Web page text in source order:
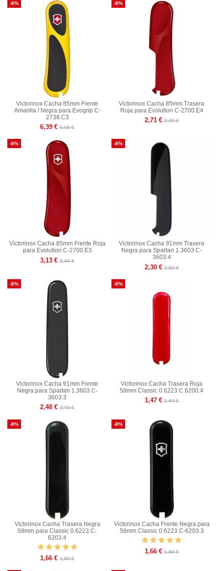
-8%
Victorinox Cacha 85mm Frente
Amarilla / Negra para Evogrip C-
2738.C3
6,39 € 6,95 €
-8%
Victorinox Cacha 85mm Trasera
Roja para Evolution C-2700.E4
2,71 € 2,95 €
-8%
Victorinox Cacha 85mm Frente Roja
para Evolution C-2700.E3
3,13 € 3,40 €
-8%
Victorinox Cacha 91mm Trasera
Negra para Spartan 1.3603 C-
3603.4
2,30 € 2,50 €
-8%
Victorinox Cacha 91mm Frente
Negra para Spartan 1.3603 C-
3603.3
2,48 € 2,70 €
-8%
Victorinox Cacha Trasera Roja
58mm Classic 0.6223 C.6200.4
1,47 € 1,60 €
-8%
Victorinox Cacha Trasera Negra
58mm para Classic 0.6223 C-
6203.4
1,66 € 1,80 €
-8%
Victorinox Cacha Frente Negra para
58mm Classic 0.6223 C-6203.3
1,66 € 1,80 €